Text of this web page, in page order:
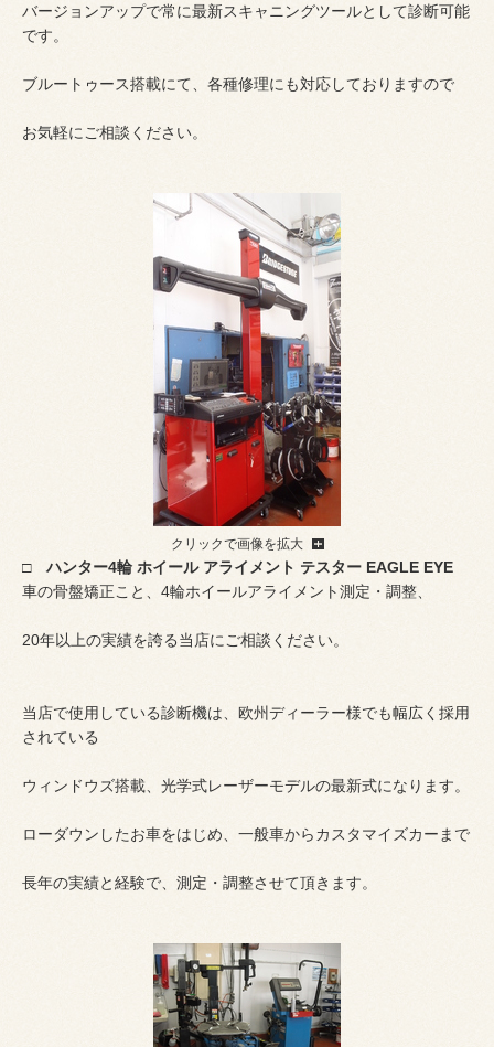
バージョンアップで常に最新スキャニングツールとして診断可能
です。
ブルートゥース搭載にて、各種修理にも対応しておりますので
お気軽にご相談ください。
クリックで画像を拡大
□ ハンター4輪 ホイール アライメント テスター EAGLE EYE
車の骨盤矯正こと、4輪ホイールアライメント測定・調整、
20年以上の実績を誇る当店にご相談ください。
当店で使用している診断機は、欧州ディーラー様でも幅広く採用
されている
ウィンドウズ搭載、光学式レーザーモデルの最新式になります。
ローダウンしたお車をはじめ、一般車からカスタマイズカーまで
長年の実績と経験で、測定・調整させて頂きます。